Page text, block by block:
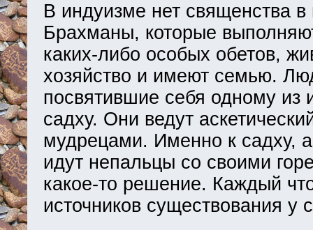
В индуизме нет священства
Брахманы, которые
каких-либо особых обетов,
хозяйство и имеют семью.
посвятившие себя одному из
садху. Они ведут
мудрецами. Именно к садху,
идут непальцы со своими
какое-то решение. Каждый
источников существования у